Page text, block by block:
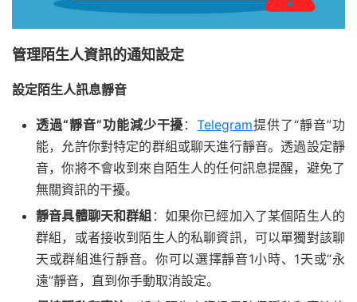
管理陌生人資訊的通知設定
設定陌生人訊息靜音
透過“靜音”功能減少干擾 ：Telegram提供了“靜音”功
能，允許你對特定的群組或聊天進行靜音。透過設定靜
音，你將不會收到來自陌生人的任何訊息提醒，避免了
無關資訊的干擾。
靜音具體聊天和群組 ：如果你已經加入了某個陌生人的
群組，或者接收到陌生人的私聊資訊，可以單獨對該聊
天或群組進行靜音。你可以選擇靜音1小時、1天或“永
遠”靜音，直到你手動取消設定。